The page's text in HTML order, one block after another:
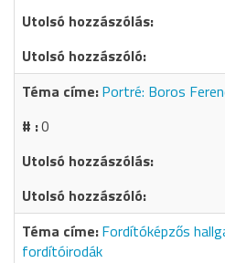
Portré: Boros
0
Fordítóképzős
fordítóirodák